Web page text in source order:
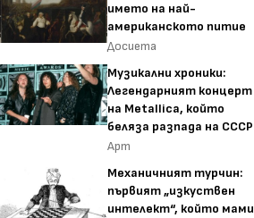
името на най-
американското питие
Досиета
Музикални хроники:
Легендарният концерт
на Metallica, който
беляза разпада на СССР
Арт
Механичният турчин:
първият „изкуствен
интелект“, който мами